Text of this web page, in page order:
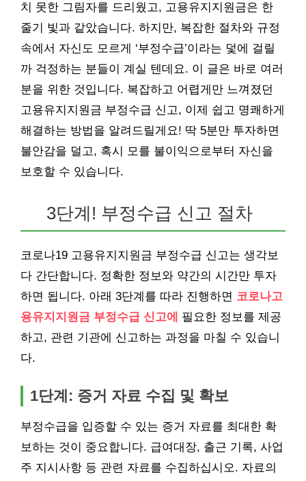
치 못한 그림자를 드리웠고, 고용유지지원금은 한
줄기 빛과 같았습니다. 하지만, 복잡한 절차와 규정
속에서 자신도 모르게 ‘부정수급’이라는 덫에 걸릴
까 걱정하는 분들이 계실 텐데요. 이 글은 바로 여러
분을 위한 것입니다. 복잡하고 어렵게만 느껴졌던
고용유지지원금 부정수급 신고, 이제 쉽고 명쾌하게
해결하는 방법을 알려드릴게요! 딱 5분만 투자하면
불안감을 덜고, 혹시 모를 불이익으로부터 자신을
보호할 수 있습니다.
3단계! 부정수급 신고 절차
코로나19 고용유지지원금 부정수급 신고는 생각보
다 간단합니다. 정확한 정보와 약간의 시간만 투자
하면 됩니다. 아래 3단계를 따라 진행하면 코로나고
용유지지원금 부정수급 신고에
필요한 정보를 제공
하고, 관련 기관에 신고하는 과정을 마칠 수 있습니
다.
1단계: 증거 자료 수집 및 확보
부정수급을 입증할 수 있는 증거 자료를 최대한 확
보하는 것이 중요합니다. 급여대장, 출근 기록, 사업
주 지시사항 등 관련 자료를 수집하십시오. 자료의